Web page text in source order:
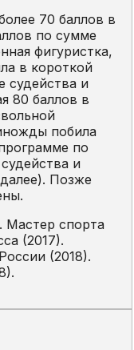
70 баллов в
по сумме
фигуристка,
в короткой
судейства и
80 баллов в
побила
по
и
Позже
Мастер спорта
(2017).
(2018).